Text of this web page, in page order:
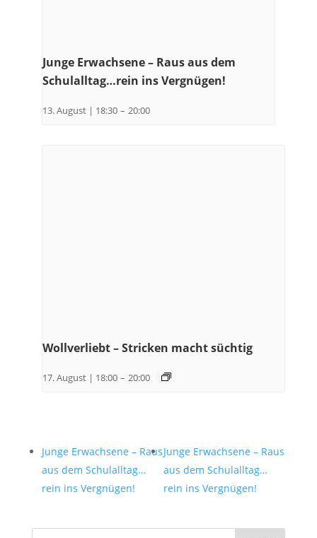
Junge Erwachsene – Raus aus dem
Schulalltag…rein ins Vergnügen!
13. August | 18:30 – 20:00
Wollverliebt – Stricken macht süchtig
17. August | 18:00 – 20:00
Junge Erwachsene – Raus
aus dem Schulalltag…
rein ins Vergnügen!
Junge Erwachsene – Raus
aus dem Schulalltag…
rein ins Vergnügen!